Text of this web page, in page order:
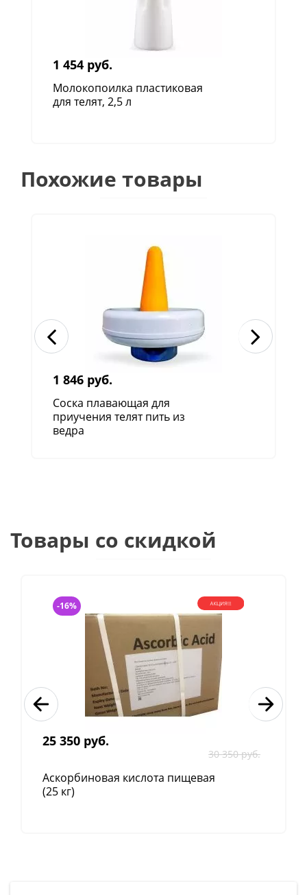
1 454 руб.
Молокопоилка пластиковая
для телят, 2,5 л
Похожие товары
1 846 руб.
Соска плавающая для
приучения телят пить из
ведра
Товары со скидкой
-16%
25 350 руб.
30 350 руб.
Аскорбиновая кислота пищевая
(25 кг)